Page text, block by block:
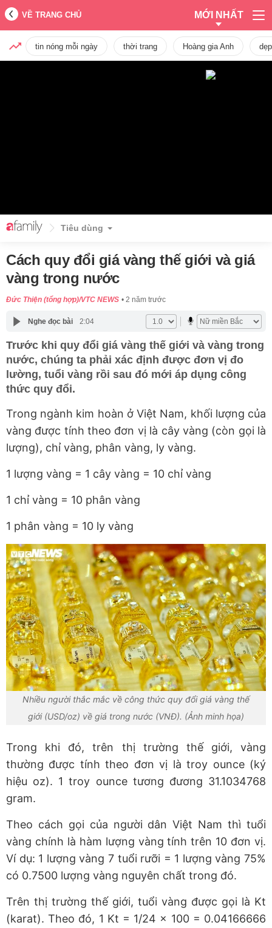
VỀ TRANG CHỦ MỚI NHẤT
tin nóng mỗi ngày thời trang Hoàng gia Anh dẹp
Tiêu dùng
Cách quy đổi giá vàng thế giới và giá
vàng trong nước
Đức Thiện (tổng hợp)/VTC NEWS 2 năm trước
Nghe đọc bài 2:04
Trước khi quy đổi giá vàng thế giới và vàng trong
nước, chúng ta phải xác định được đơn vị đo
lường, tuổi vàng rồi sau đó mới áp dụng công
thức quy đổi.
Trong ngành kim hoàn ở Việt Nam, khối lượng của
vàng được tính theo đơn vị là cây vàng (còn gọi là
lượng), chỉ vàng, phân vàng, ly vàng.
1 lượng vàng = 1 cây vàng = 10 chỉ vàng
1 chỉ vàng = 10 phân vàng
1 phân vàng = 10 ly vàng
Nhiều người thắc mắc về công thức quy đổi giá vàng thế
giới (USD/oz) về giá trong nước (VNĐ). (Ảnh minh họa)
Trong khi đó, trên thị trường thế giới, vàng
thường được tính theo đơn vị là troy ounce (ký
hiệu oz). 1 troy ounce tương đương 31.1034768
gram.
Theo cách gọi của người dân Việt Nam thì tuổi
vàng chính là hàm lượng vàng tính trên 10 đơn vị.
Ví dụ: 1 lượng vàng 7 tuổi rưỡi = 1 lượng vàng 75%
có 0.7500 lượng vàng nguyên chất trong đó.
Trên thị trường thế giới, tuổi vàng được gọi là Kt
(karat). Theo đó, 1 Kt = 1/24 x 100 = 0.04166666